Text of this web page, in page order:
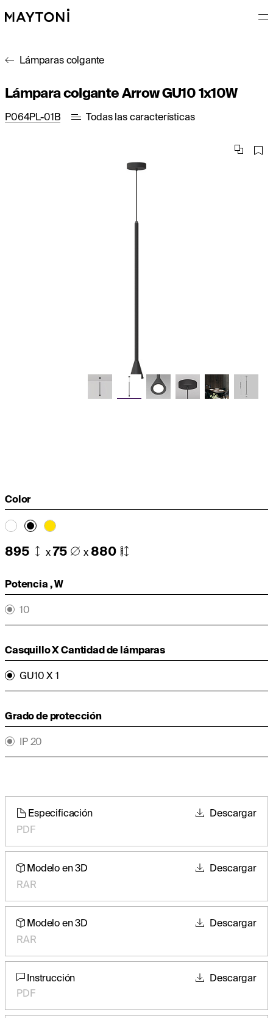
Lámparas colgante
Lámpara colgante Arrow GU10 1x10W
P064PL-01B Todas las características
Color
895 x 75 x 880
Potencia , W
10
Casquillo X Cantidad de lámparas
GU10 X 1
Grado de protección
IP 20
Especificación
PDF
Descargar
Modelo en 3D
RAR
Descargar
Modelo en 3D
RAR
Descargar
Instrucción
PDF
Descargar